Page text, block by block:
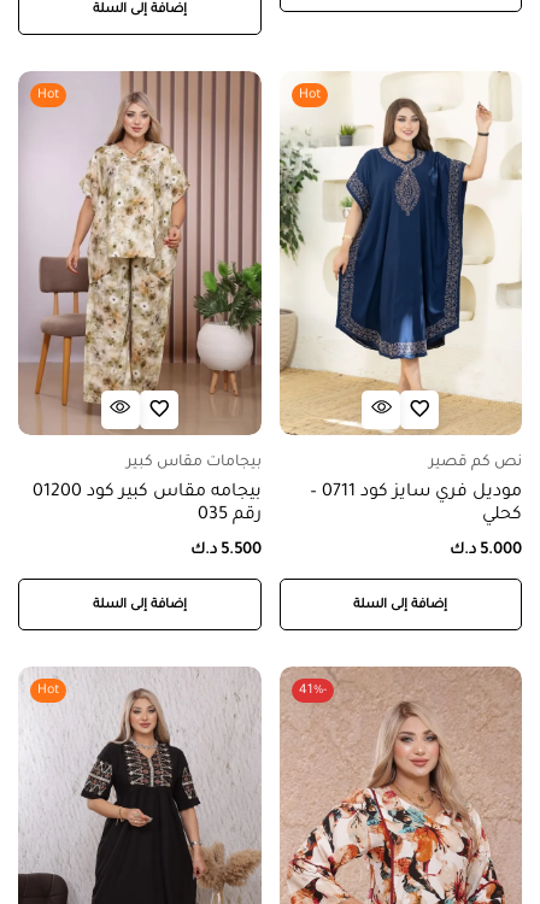
إضافة إلى السلة
Hot
نص كم قصير
موديل فري سايز كود 0711 –
كحلي
5.000 د.ك
إضافة إلى السلة
Hot
بيجامات مقاس كبير
بيجامه مقاس كبير كود 01200
رقم 035
5.500 د.ك
إضافة إلى السلة
-41%
Hot